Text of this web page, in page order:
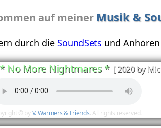
auf meiner Musik &
durch die SoundSets und
* No More Nightmares *[ 2020 by
© byV. Warmers & Friends. All rights reserved.